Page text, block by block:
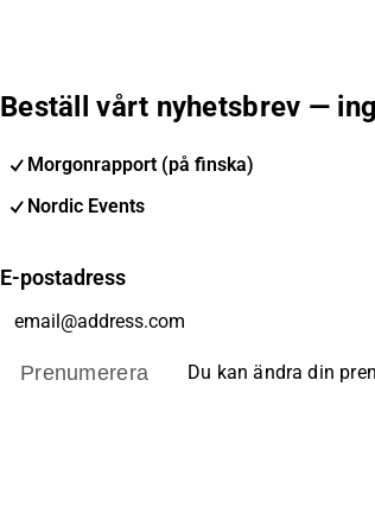
Beställ vårt nyhetsbrev —
Morgonrapport (på finska)
Nordic Events
E-postadress
Prenumerera Du kan ändra din